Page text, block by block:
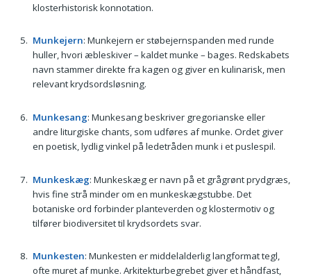
klosterhistorisk konnotation.
Munkejern: Munkejern er støbejernspanden med runde
huller, hvori æbleskiver – kaldet munke – bages. Redskabets
navn stammer direkte fra kagen og giver en kulinarisk, men
relevant krydsordsløsning.
Munkesang: Munkesang beskriver gregorianske eller
andre liturgiske chants, som udføres af munke. Ordet giver
en poetisk, lydlig vinkel på ledetråden munk i et puslespil.
Munkeskæg: Munkeskæg er navn på et grågrønt prydgræs,
hvis fine strå minder om en munkeskægstubbe. Det
botaniske ord forbinder planteverden og klostermotiv og
tilfører biodiversitet til krydsordets svar.
Munkesten: Munkesten er middelalderlig langformat tegl,
ofte muret af munke. Arkitekturbegrebet giver et håndfast,